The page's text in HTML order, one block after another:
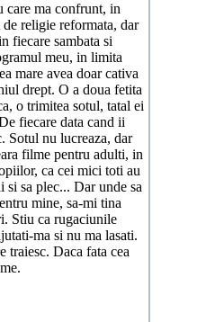
care ma confrunt, in
religie reformata, dar
fiecare sambata si
meu, in limita
mare avea doar cativa
drept. O a doua fetita
o trimitea sotul, tatal ei
fiecare data cand ii
Sotul nu lucreaza, dar
filme pentru adulti, in
ca cei mici toti au
sa plec... Dar unde sa
mine, sa-mi tina
Stiu ca rugaciunile
ma si nu ma lasati.
traiesc. Daca fata cea